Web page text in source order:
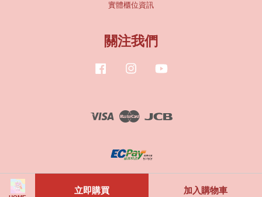
立即購買 加入購物車
實體櫃位資訊
關注我們
Facebook Instagram
Visa Master